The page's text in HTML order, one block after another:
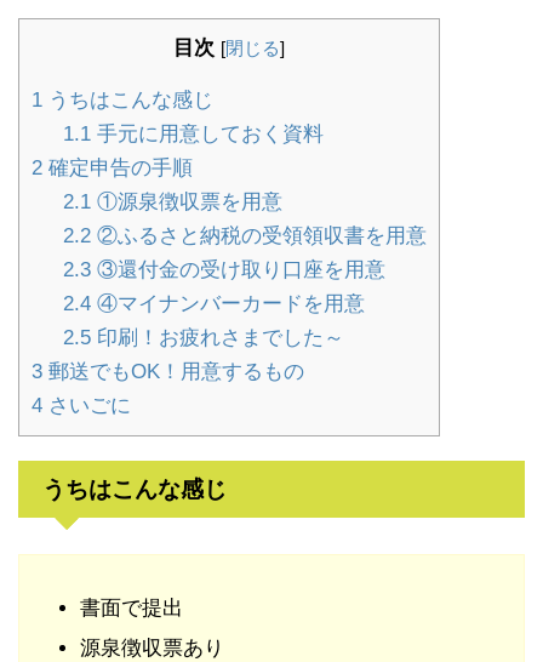
目次 [閉じる]
1 うちはこんな感じ
1.1手元に用意しておく資料
2 確定申告の手順
2.1①源泉徴収票を用意
2.2②ふるさと納税の受領領収書を用意
2.3③還付金の受け取り口座を用意
2.4④マイナンバーカードを用意
2.5印刷！お疲れさまでした～
3 郵送でもOK！用意するもの
4 さいごに
うちはこんな感じ
書面で提出
源泉徴収票あり